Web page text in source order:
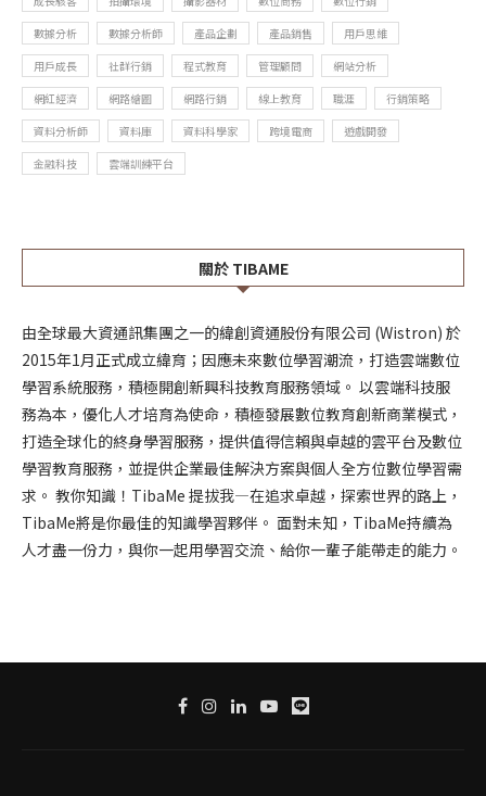
數據分析
數據分析師 產品企劃 產品銷售
用戶思維
用戶成長
社群行銷 程式教育 管理顧問
網站分析
網紅經濟
網路繪圖 網路行銷 線上教育 職涯
行銷策略
資料分析師
資料庫 資料科學家 跨境電商
遊戲開發
金融科技
雲端訓練平台
關於 TIBAME
由全球最大資通訊集團之一的緯創資通股份有限公司 (Wistron) 於
2015年1月正式成立緯育；因應未來數位學習潮流，打造雲端數位
學習系統服務，積極開創新興科技教育服務領域。 以雲端科技服
務為本，優化人才培育為使命，積極發展數位教育創新商業模式，
打造全球化的終身學習服務，提供值得信賴與卓越的雲平台及數位
學習教育服務，並提供企業最佳解決方案與個人全方位數位學習需
求。 教你知識！TibaMe 提拔我—在追求卓越，探索世界的路上，
TibaMe將是你最佳的知識學習夥伴。 面對未知，TibaMe持續為
人才盡一份力，與你一起用學習交流、給你一輩子能帶走的能力。